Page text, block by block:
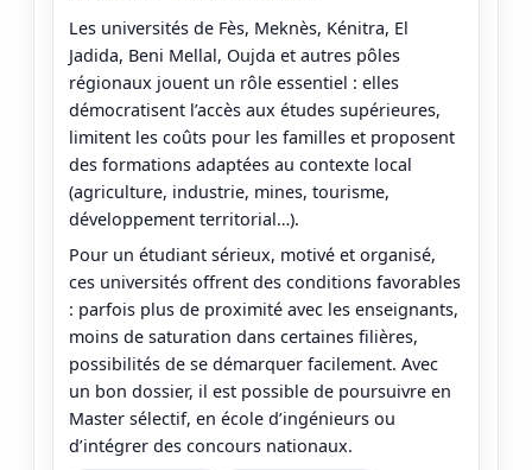
Les universités de Fès, Meknès, Kénitra, El
Jadida, Beni Mellal, Oujda et autres pôles
régionaux jouent un rôle essentiel : elles
démocratisent l’accès aux études supérieures,
limitent les coûts pour les familles et proposent
des formations adaptées au contexte local
(agriculture, industrie, mines, tourisme,
développement territorial…).
Pour un étudiant sérieux, motivé et organisé,
ces universités offrent des conditions favorables
: parfois plus de proximité avec les enseignants,
moins de saturation dans certaines filières,
possibilités de se démarquer facilement. Avec
un bon dossier, il est possible de poursuivre en
Master sélectif, en école d’ingénieurs ou
d’intégrer des concours nationaux.